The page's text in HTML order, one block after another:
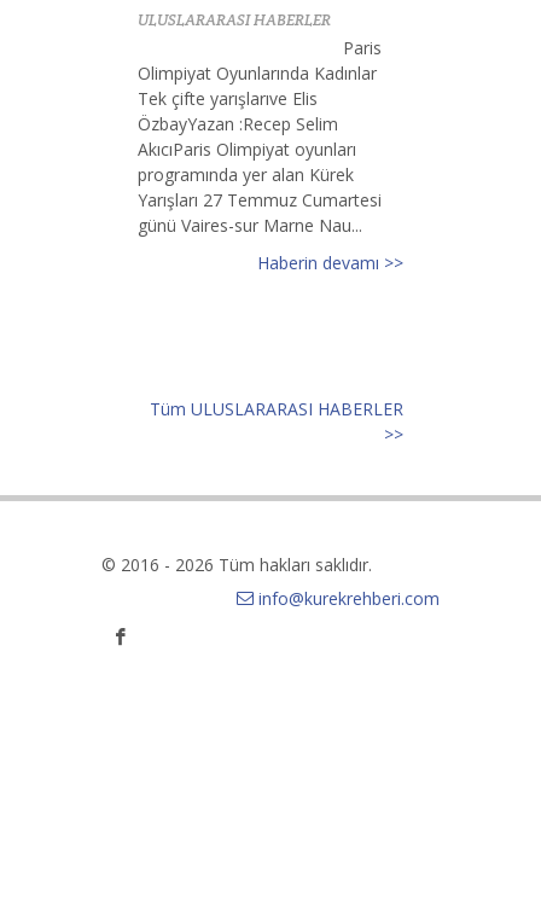
ULUSLARARASI HABERLER
Paris
Olimpiyat Oyunlarında Kadınlar
Tek çifte yarışlarıve Elis
ÖzbayYazan :Recep Selim
AkıcıParis Olimpiyat oyunları
programında yer alan Kürek
Yarışları 27 Temmuz Cumartesi
günü Vaires-sur Marne Nau...
Haberin devamı >>
Tüm ULUSLARARASI HABERLER
>>
© 2016 - 2026 Tüm hakları saklıdır.
info@kurekrehberi.com